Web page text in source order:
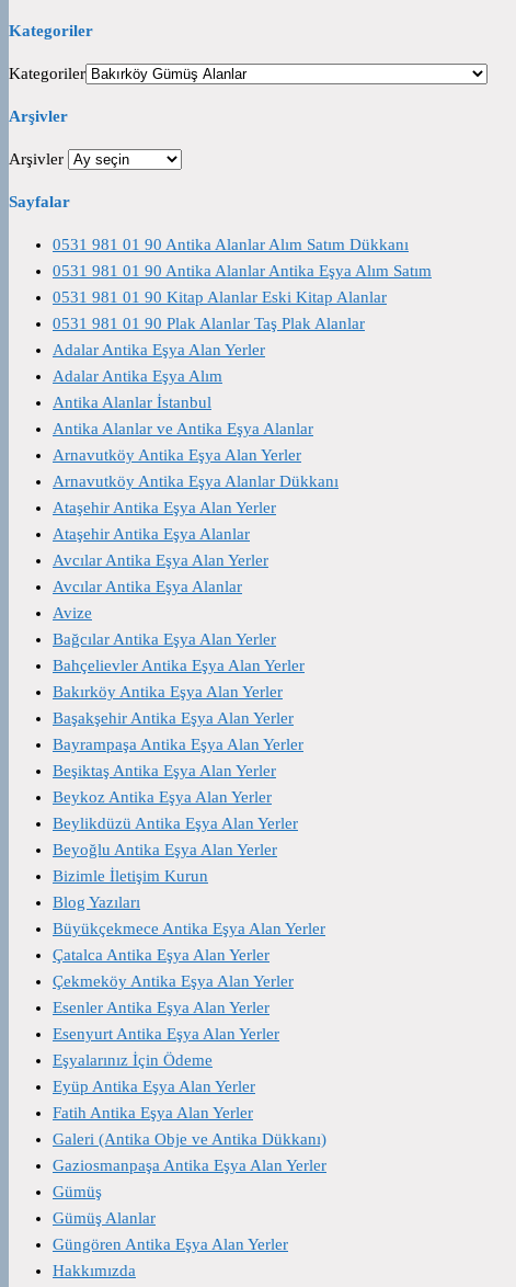
Kategoriler
Kategoriler
Arşivler
Arşivler
Sayfalar
0531 981 01 90 Antika Alanlar Alım Satım Dükkanı
0531 981 01 90 Antika Alanlar Antika Eşya Alım Satım
0531 981 01 90 Kitap Alanlar Eski Kitap Alanlar
0531 981 01 90 Plak Alanlar Taş Plak Alanlar
Adalar Antika Eşya Alan Yerler
Adalar Antika Eşya Alım
Antika Alanlar İstanbul
Antika Alanlar ve Antika Eşya Alanlar
Arnavutköy Antika Eşya Alan Yerler
Arnavutköy Antika Eşya Alanlar Dükkanı
Ataşehir Antika Eşya Alan Yerler
Ataşehir Antika Eşya Alanlar
Avcılar Antika Eşya Alan Yerler
Avcılar Antika Eşya Alanlar
Avize
Bağcılar Antika Eşya Alan Yerler
Bahçelievler Antika Eşya Alan Yerler
Bakırköy Antika Eşya Alan Yerler
Başakşehir Antika Eşya Alan Yerler
Bayrampaşa Antika Eşya Alan Yerler
Beşiktaş Antika Eşya Alan Yerler
Beykoz Antika Eşya Alan Yerler
Beylikdüzü Antika Eşya Alan Yerler
Beyoğlu Antika Eşya Alan Yerler
Bizimle İletişim Kurun
Blog Yazıları
Büyükçekmece Antika Eşya Alan Yerler
Çatalca Antika Eşya Alan Yerler
Çekmeköy Antika Eşya Alan Yerler
Esenler Antika Eşya Alan Yerler
Esenyurt Antika Eşya Alan Yerler
Eşyalarınız İçin Ödeme
Eyüp Antika Eşya Alan Yerler
Fatih Antika Eşya Alan Yerler
Galeri (Antika Obje ve Antika Dükkanı)
Gaziosmanpaşa Antika Eşya Alan Yerler
Gümüş
Gümüş Alanlar
Güngören Antika Eşya Alan Yerler
Hakkımızda